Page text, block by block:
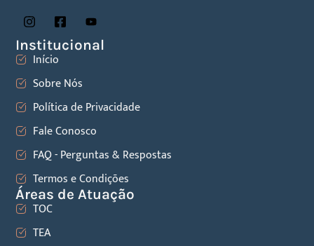
Institucional
Início
Sobre Nós
Política de Privacidade
Fale Conosco
FAQ - Perguntas & Respostas
Termos e Condições
Áreas de Atuação
TOC
TEA